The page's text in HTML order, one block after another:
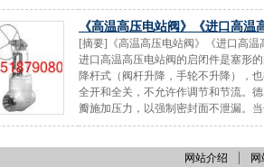
《高温高压电站阀》《进口高
[摘要]《高温高压电站阀》《进口高
进口高温高压电站阀的启闭件是塞形
降杆式（阀杆升降，手轮不升降），
全开和全关，不允许作调节和节流。
瓣施加压力，以强制密封面不泄漏。
网站介绍